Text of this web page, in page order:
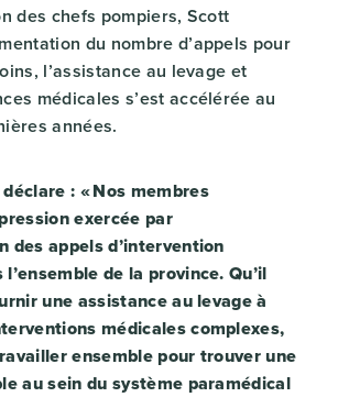
des chefs pompiers, Scott
du nombre d’appels pour
l’assistance au levage et
médicales s’est accélérée au
années.
: « Nos membres
exercée par
des appels d’intervention
de la province. Qu’il
une assistance au levage à
médicales complexes,
ensemble pour trouver une
au sein du système paramédical